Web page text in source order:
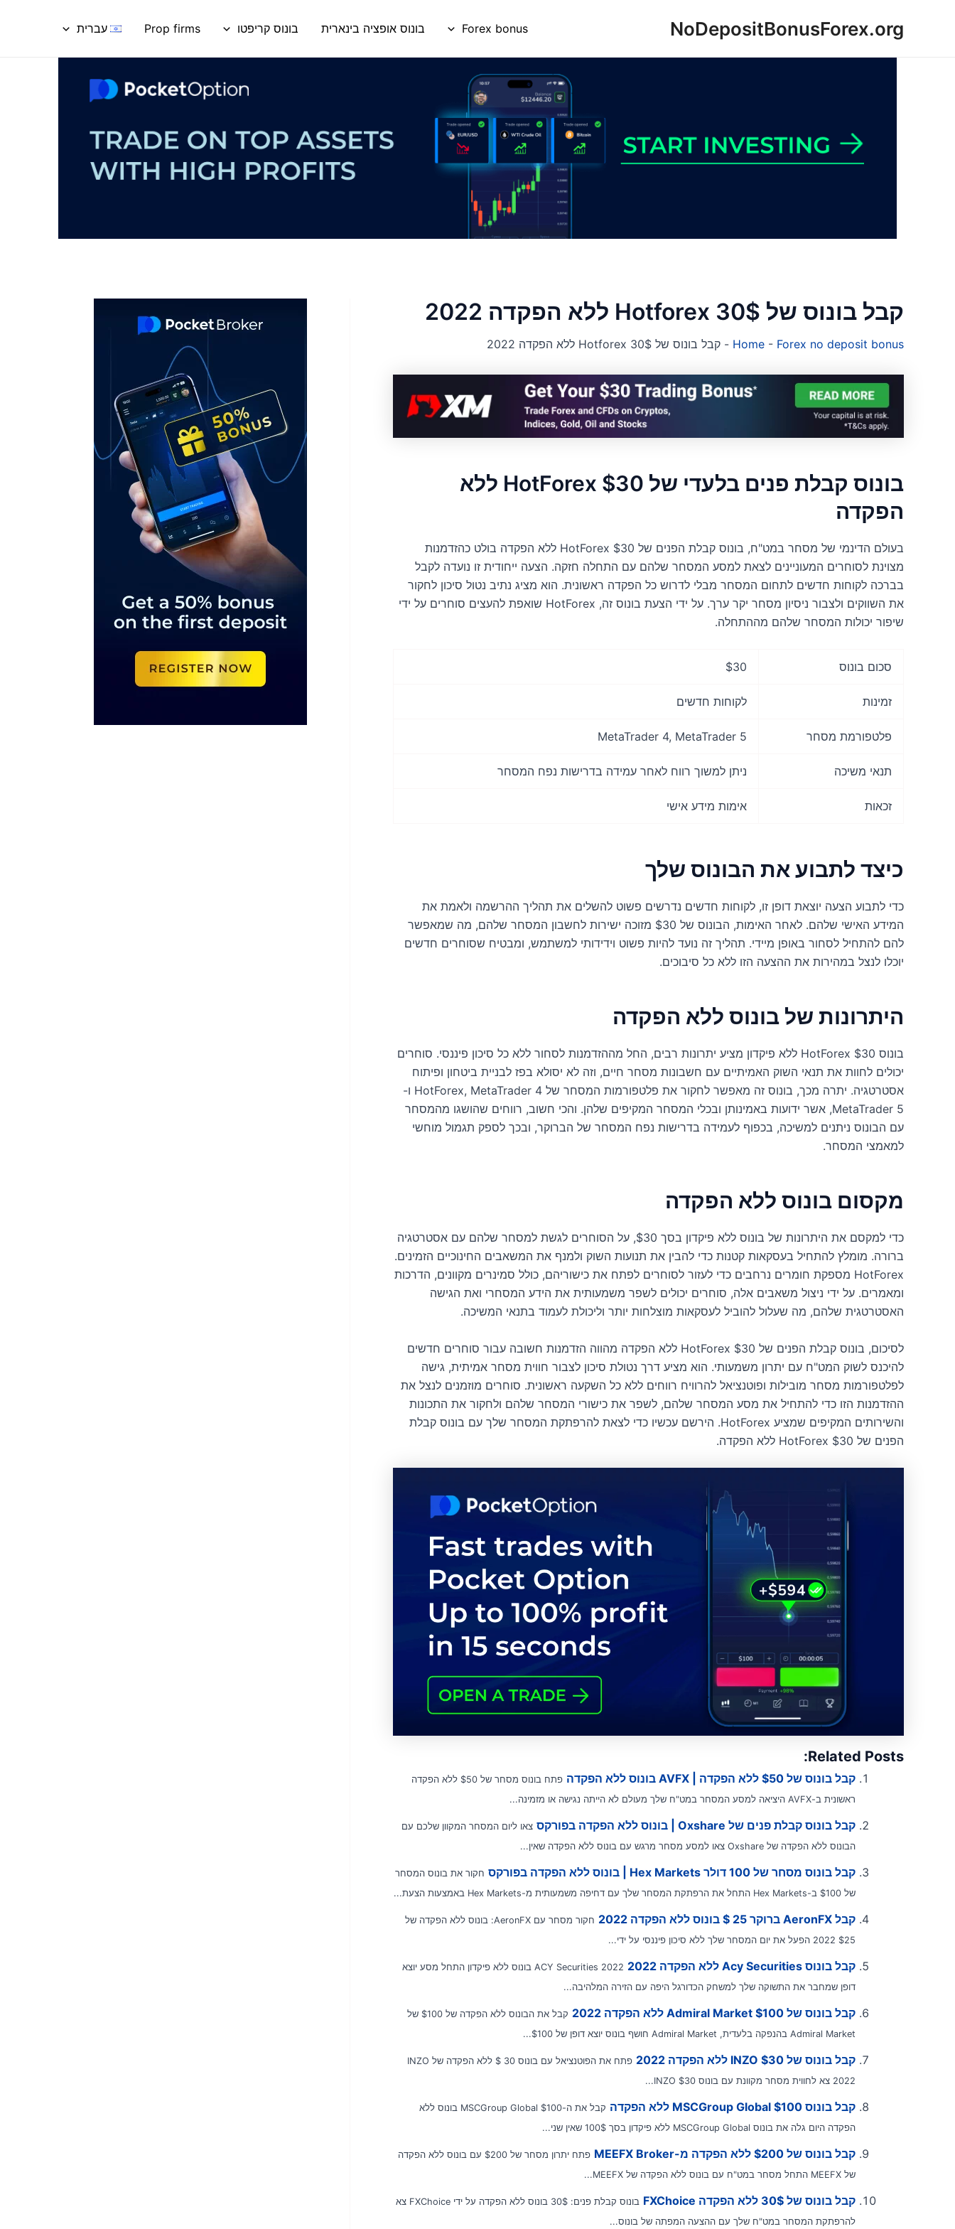
NoDepositBonusForex.org
Forex bonus בונוס אופציה בינארית בונוס קריפטו Prop firms עברית
קבל בונוס של Hotforex 30$ ללא הפקדה 2022
Home - Forex no deposit bonus
- קבל בונוס של Hotforex 30$ ללא הפקדה 2022
בונוס קבלת פנים בלעדי של HotForex $30 ללא
הפקדה
בעולם הדינמי של מסחר במט"ח, בונוס קבלת הפנים של HotForex $30 ללא הפקדה בולט כהזדמנות
מצוינת לסוחרים המעוניינים לצאת למסע המסחר שלהם עם התחלה חזקה. הצעה ייחודית זו נועדה לקבל
בברכה לקוחות חדשים לתחום המסחר מבלי לדרוש כל הפקדה ראשונית. הוא מציג נתיב נטול סיכון לחקור
את השווקים ולצבור ניסיון מסחר יקר ערך. על ידי הצעת בונוס זה, HotForex שואפת להעצים סוחרים על ידי
שיפור יכולות המסחר שלהם מההתחלה.
סכום בונוס $30
זמינות לקוחות חדשים
פלטפורמת מסחר MetaTrader 4, MetaTrader 5
תנאי משיכה ניתן למשוך רווח לאחר עמידה בדרישות נפח המסחר
זכאות אימות מידע אישי
כיצד לתבוע את הבונוס שלך
כדי לתבוע הצעה יוצאת דופן זו, לקוחות חדשים נדרשים פשוט להשלים את תהליך ההרשמה ולאמת את
המידע האישי שלהם. לאחר האימות, הבונוס של $30 מזוכה ישירות לחשבון המסחר שלהם, מה שמאפשר
להם להתחיל לסחור באופן מיידי. תהליך זה נועד להיות פשוט וידידותי למשתמש, ומבטיח שסוחרים חדשים
יוכלו לנצל במהירות את ההצעה הזו ללא כל סיבוכים.
היתרונות של בונוס ללא הפקדה
בונוס HotForex $30 ללא פיקדון מציע יתרונות רבים, החל מההזדמנות לסחור ללא כל סיכון פיננסי. סוחרים
יכולים לחוות את תנאי השוק האמיתיים עם חשבונות מסחר חיים, וזה לא יסולא בפז לבניית ביטחון ופיתוח
אסטרטגיה. יתרה מכך, בונוס זה מאפשר לחקור את פלטפורמות המסחר של HotForex, MetaTrader 4 ו-
MetaTrader 5, אשר ידועות באמינותן ובכלי המסחר המקיפים שלהן. והכי חשוב, רווחים שהושגו מהמסחר
עם הבונוס ניתנים למשיכה, בכפוף לעמידה בדרישות נפח המסחר של הברוקר, ובכך לספק תגמול מוחשי
למאמצי המסחר.
מקסום בונוס ללא הפקדה
כדי למקסם את היתרונות של בונוס ללא פיקדון בסך $30, על הסוחרים לגשת למסחר שלהם עם אסטרטגיה
ברורה. מומלץ להתחיל בעסקאות קטנות כדי להבין את תנועות השוק ולמנף את המשאבים החינוכיים הזמינים.
HotForex מספקת חומרים נרחבים כדי לעזור לסוחרים לפתח את כישוריהם, כולל סמינרים מקוונים, הדרכות
ומאמרים. על ידי ניצול משאבים אלה, סוחרים יכולים לשפר משמעותית את הידע המסחרי ואת הגישה
האסטרטגית שלהם, מה שעלול להוביל לעסקאות מוצלחות יותר וליכולת לעמוד בתנאי המשיכה.
לסיכום, בונוס קבלת הפנים של HotForex $30 ללא הפקדה מהווה הזדמנות חשובה עבור סוחרים חדשים
להיכנס לשוק המט"ח עם יתרון משמעותי. הוא מציע דרך נטולת סיכון לצבור חווית מסחר אמיתית, גישה
לפלטפורמות מסחר מובילות ופוטנציאל להרוויח רווחים ללא כל השקעה ראשונית. סוחרים מוזמנים לנצל את
ההזדמנות הזו כדי להתחיל את מסע המסחר שלהם, לשפר את כישורי המסחר שלהם ולחקור את התכונות
והשירותים המקיפים שמציע HotForex. הירשם עכשיו כדי לצאת להרפתקת המסחר שלך עם בונוס קבלת
הפנים של HotForex $30 ללא הפקדה.
Related Posts:
קבל בונוס של $50 ללא הפקדה | AVFX בונוס ללא הפקדה
פתח בונוס מסחר של $50 ללא הפקדה
ראשונית ב-AVFX היציאה למסע המסחר במט"ח שלך מעולם לא הייתה נגישה או מזמינה...
קבל בונוס קבלת פנים של Oxshare | בונוס ללא הפקדה בפורקס
צאו ליום המסחר המקוון שלכם עם
הבונוס ללא הפקדה של Oxshare צאו למסע מסחר מרגש עם בונוס ללא הפקדה שאין...
קבל בונוס מסחר של 100 דולר Hex Markets | בונוס ללא הפקדה בפורקס
חקור את בונוס המסחר
של $100 ב-Hex Markets התחל את הרפתקת המסחר שלך עם דחיפה משמעותית מ-Hex Markets באמצעות הצעת...
קבל AeronFX ברוקר 25 $ בונוס ללא הפקדה 2022
חקור מסחר עם AeronFX: בונוס ללא הפקדה של
$25 2022 הפעל את יום המסחר שלך ללא סיכון פיננסי על ידי...
קבל בונוס Acy Securities ללא הפקדה 2022
2022 ACY Securities בונוס ללא פיקדון התחל מסע יוצא
דופן שמחבר את התשוקה שלך למשחק הכדורגל היפה עם הזירה המלהיבה...
קבל בונוס של Admiral Market $100 ללא הפקדה 2022
קבל את הבונוס ללא הפקדה של $100 של
Admiral Market בהנפקה בלעדית, Admiral Market חושף בונוס יוצא דופן של $100...
קבל בונוס של INZO $30 ללא הפקדה 2022
פתח את הפוטנציאל עם בונוס 30 $ ללא הפקדה של INZO
2022 צא לחווית מסחר מקוונת עם בונוס INZO $30...
קבל בונוס MSCGroup Global $100 ללא הפקדה
קבל את ה-MSCGroup Global $100 בונוס ללא
הפקדה היום גלה את בונוס MSCGroup Global ללא פיקדון בסך 100$ שאין שני...
קבל בונוס של $200 ללא הפקדה מ-MEEFX Broker
פתח יתרון מסחר של $200 עם בונוס ללא הפקדה
של MEEFX התחל מסחר במט"ח עם בונוס ללא הפקדה של MEEFX...
קבל בונוס של 30$ ללא הפקדה FXChoice
בונוס קבלת פנים: 30$ בונוס ללא הפקדה על ידי FXChoice צא
להרפתקת המסחר במט"ח שלך עם ההצעה המפתה של בונוס...